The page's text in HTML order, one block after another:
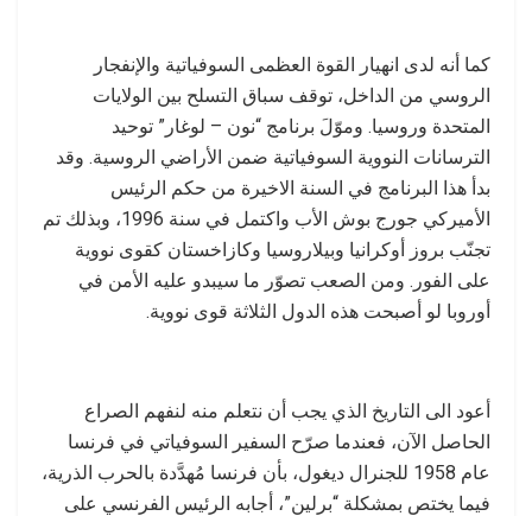
كما أنه لدى انهيار القوة العظمى السوفياتية والإنفجار
الروسي من الداخل، توقف سباق التسلح بين الولايات
المتحدة وروسيا. وموّلَ برنامج “نون – لوغار” توحيد
الترسانات النووية السوفياتية ضمن الأراضي الروسية. وقد
بدأ هذا البرنامج في السنة الاخيرة من حكم الرئيس
الأميركي جورج بوش الأب واكتمل في سنة 1996، وبذلك تم
تجنّب بروز أوكرانيا وبيلاروسيا وكازاخستان كقوى نووية
على الفور. ومن الصعب تصوّر ما سيبدو عليه الأمن في
أوروبا لو أصبحت هذه الدول الثلاثة قوى نووية.
أعود الى التاريخ الذي يجب أن نتعلم منه لنفهم الصراع
الحاصل الآن، فعندما صرّح السفير السوفياتي في فرنسا
عام 1958 للجنرال ديغول، بأن فرنسا مُهدَّدة بالحرب الذرية،
فيما يختص بمشكلة “برلين”، أجابه الرئيس الفرنسي على